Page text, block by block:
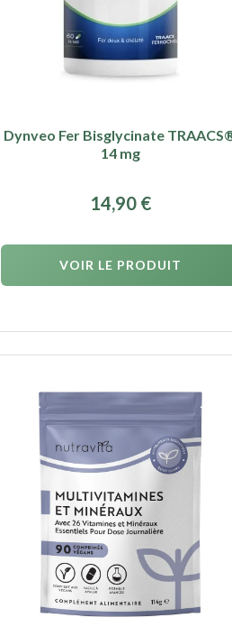
Dynveo Fer Bisglycinate
14 mg
14,90 €
VOIR LE PRODUIT